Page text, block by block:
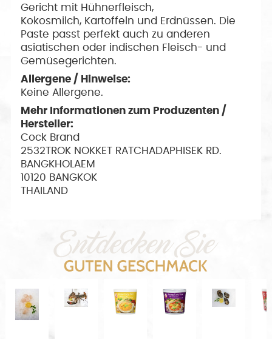
Gericht mit Hühnerfleisch,
Kokosmilch, Kartoffeln und Erdnüssen. Die
Paste passt perfekt auch zu anderen
asiatischen oder indischen Fleisch- und
Gemüsegerichten.
Allergene / Hinweise:
Keine Allergene.
Mehr Informationen zum Produzenten /
Hersteller:
Cock Brand
2532TROK NOKKET RATCHADAPHISEK RD.
BANGKHOLAEM
10120 BANGKOK
THAILAND